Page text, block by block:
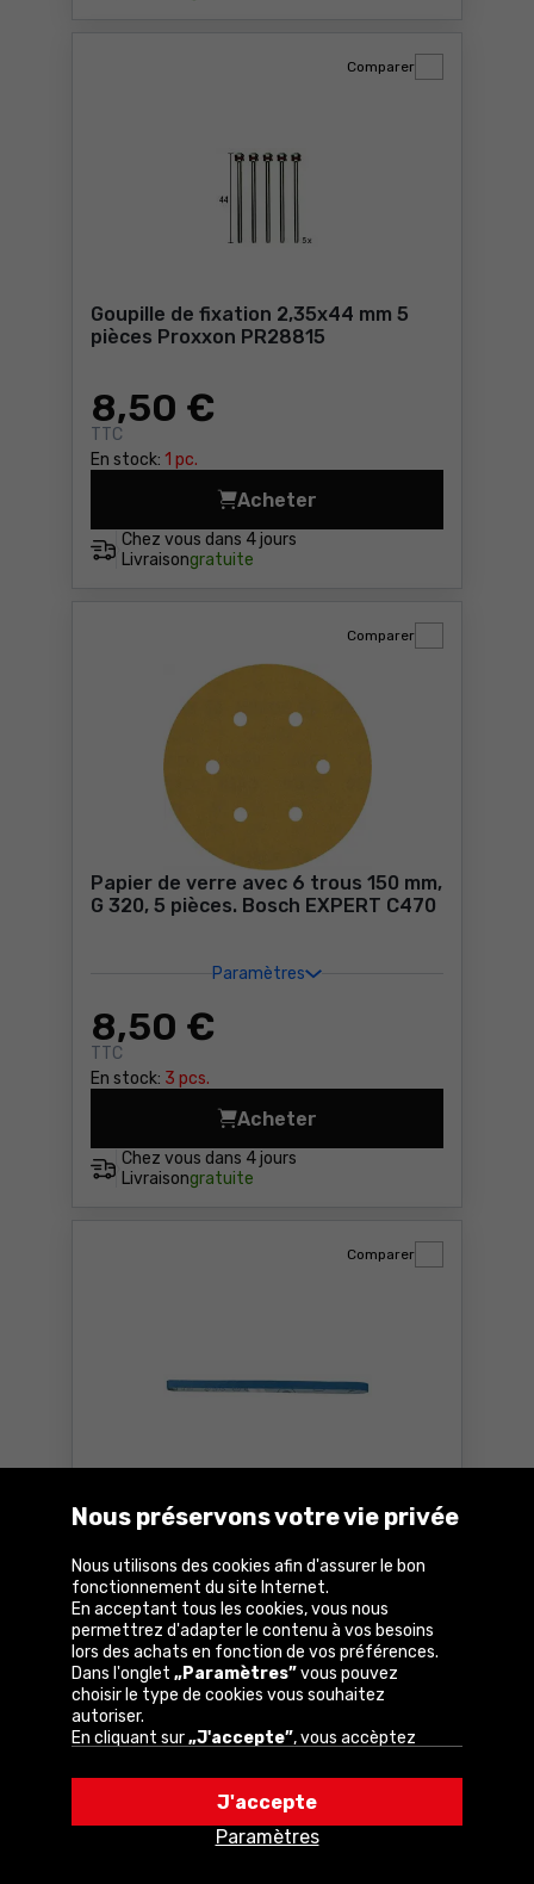
Goupille de fixation 2,35x44 mm 5
pièces Proxxon PR28815
8,50 €
TTC
En stock: 1 pc.
Comparer
Chez vous dans 4 jours
Livraisongratuite
Acheter
Goupille de fixation
Papier de verre avec 6 trous 150 mm,
G 320, 5 pièces. Bosch EXPERT C470
Paramètres
8,50 €
TTC
En stock: 3 pcs.
Comparer
Chez vous dans 4 jours
Livraisongratuite
Acheter
Papier de verre avec 6
Feuille abrasive/disque abrasif X450
Bosch 2608606219
Paramètres
8,90 €
TTC
En stock:1 pc.
Comparer
Chez vous dans4 jours
gratuite
Acheter
Feuille abrasive/disque
Nous préservons votre vie privée
Nous utilisons des cookies afin d'assurer le bon
fonctionnement du site Internet.
En acceptant tous les cookies, vous nous
permettrez d'adapter le contenu à vos besoins
lors des achats en fonction de vos préférences.
Dans l'onglet „Paramètres”vous pouvez
choisir le type de cookies vous souhaitez
autoriser.
En cliquant sur„J'accepte”, vous accèptez
paramètres de votre navigateur.
Vous pouvez modifier votre choix à tout
moment en cliquant sur„Paramètres”dans la
politique en matière de cookies.
Paramètres
J'accepte